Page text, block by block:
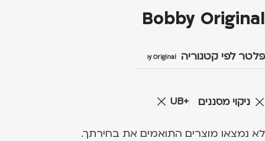
Bobby Original
פלטר לפי קטגוריה Bobby Original
ניקוי מסננים UB+
לא נמצאו מוצרים התואמים את בחירתך.